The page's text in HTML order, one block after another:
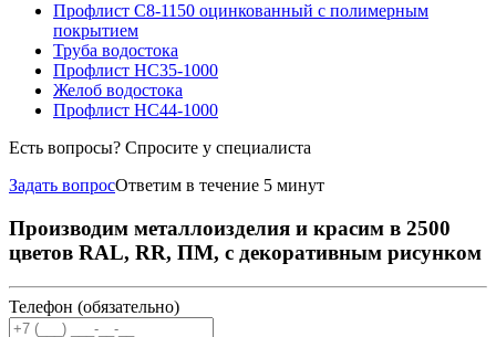
Профлист С8-1150 оцинкованный с полимерным
покрытием
Труба водостока
Профлист НС35-1000
Желоб водостока
Профлист НС44-1000
Есть вопросы? Спросите у специалиста
Задать вопросОтветим в течение 5 минут
Производим металлоизделия и красим в 2500
цветов RAL, RR, ПМ, с декоративным рисунком
Телефон (обязательно)